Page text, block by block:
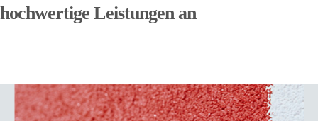
hochwertige Leistungen an